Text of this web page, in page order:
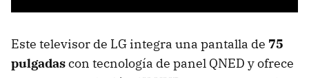
Este televisor de LG integra una pantalla de 75
pulgadascon tecnología de panel QNED y ofrece